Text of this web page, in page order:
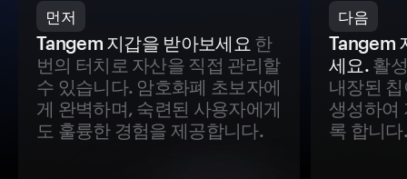
먼저
Tangem 지갑을 받아보세요 한
번의 터치로 자산을 직접 관리할
수 있습니다. 암호화폐 초보자에
게 완벽하며, 숙련된 사용자에게
도 훌륭한 경험을 제공합니다.
다음
Tangem
세요.활
내장된
생성하여
록 합니다.